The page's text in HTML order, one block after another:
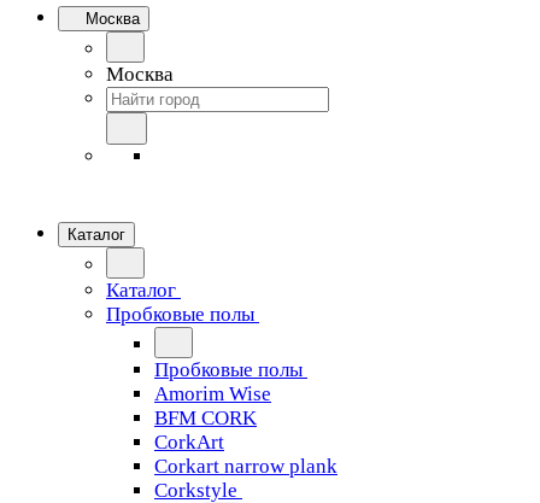
Москва
Москва
Каталог
Каталог
Пробковые полы
Пробковые полы
Amorim Wise
BFM CORK
CorkArt
Corkart narrow plank
Corkstyle